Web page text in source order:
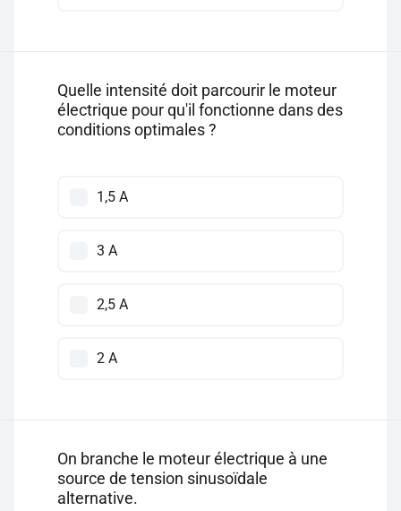
Quelle intensité doit parcourir le moteur
électrique pour qu'il fonctionne dans des
conditions optimales ?
1,5 A
3 A
2,5 A
2 A
On branche le moteur électrique à une
source de tension sinusoïdale
alternative.